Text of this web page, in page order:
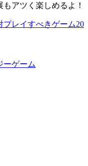
アツく楽しめるよ！
プレイすべきゲーム20
ーゲーム